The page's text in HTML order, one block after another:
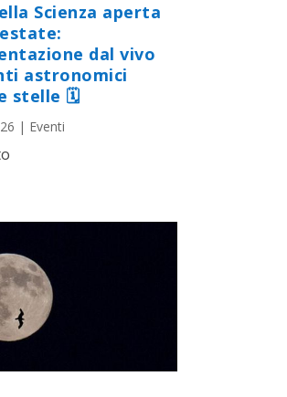
Scienza aperta
dal vivo
astronomici
stelle 🗓
| Eventi